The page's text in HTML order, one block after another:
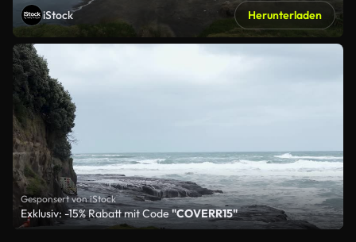
iStock Herunterladen
Gesponsert von iStock
Exklusiv: -15% Rabatt mit Code "COVERR15"